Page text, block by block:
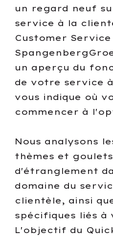
un regard neuf
service à la
Customer
un aperçu du
de votre service
vous indique où
commencer à
Nous analysons
thèmes et goulets
d'étranglement
domaine du
clientèle, ainsi
spécifiques liés
L'objectif du